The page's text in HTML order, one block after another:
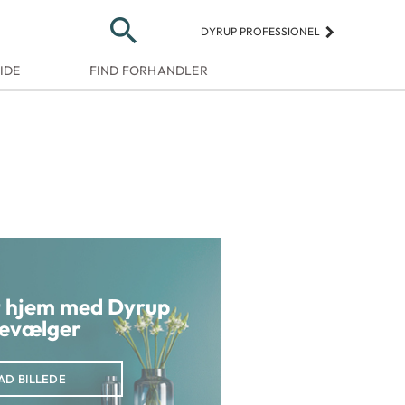
search DYRUP PROFESSIONELkeyboard_arrow_right
FIND FORHANDLER
med Dyrup
BILLEDE